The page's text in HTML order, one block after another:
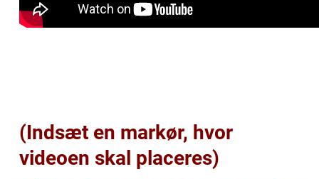
(Indsæt en markør, hvor
videoen skal placeres)